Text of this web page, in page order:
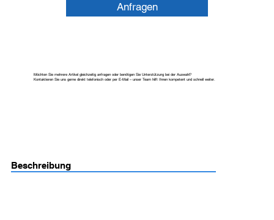
Anfragen
Möchten Sie mehrere Artikel gleichzeitig anfragen oder benötigen Sie Unterstützung bei der Auswahl?
Kontaktieren Sie uns gerne direkt telefonisch oder per E-Mail – unser Team hilft Ihnen kompetent und schnell weiter.
Beschreibung